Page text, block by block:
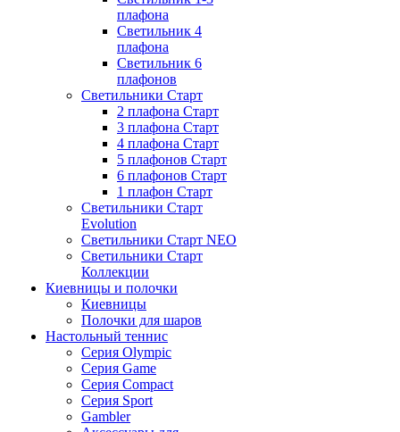
плафона
Светильник 4
плафона
Светильник 6
плафонов
Светильники Старт
2 плафона Старт
3 плафона Старт
4 плафона Старт
5 плафонов Старт
6 плафонов Старт
1 плафон Старт
Светильники Старт
Evolution
Светильники Старт NEO
Светильники Старт
Коллекции
Киевницы и полочки
Киевницы
Полочки для шаров
Настольный теннис
Серия Olympic
Серия Game
Серия Compact
Серия Sport
Gambler